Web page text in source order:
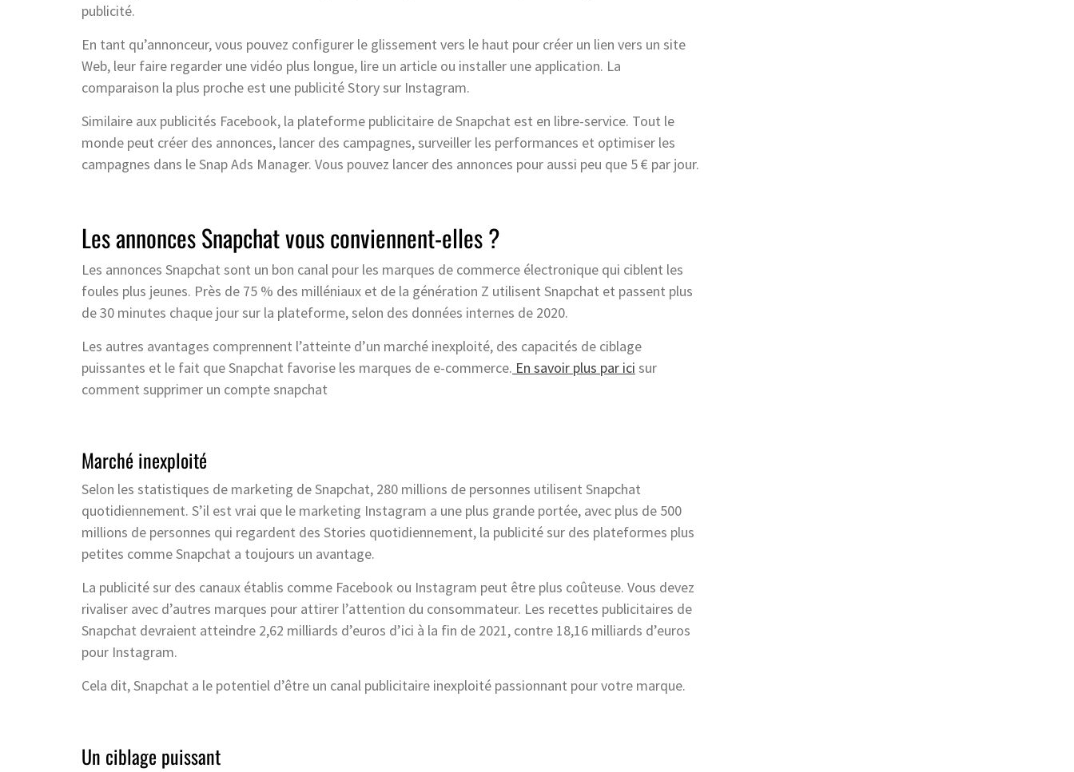
publicité.
En tant qu’annonceur, vous pouvez configurer le glissement vers le haut pour créer un lien vers un site
Web, leur faire regarder une vidéo plus longue, lire un article ou installer une application. La
comparaison la plus proche est une publicité Story sur Instagram.
Similaire aux publicités Facebook, la plateforme publicitaire de Snapchat est en libre-service. Tout le
monde peut créer des annonces, lancer des campagnes, surveiller les performances et optimiser les
campagnes dans le Snap Ads Manager. Vous pouvez lancer des annonces pour aussi peu que 5 € par jour.
Les annonces Snapchat vous conviennent-elles ?
Les annonces Snapchat sont un bon canal pour les marques de commerce électronique qui ciblent les
foules plus jeunes. Près de 75 % des milléniaux et de la génération Z utilisent Snapchat et passent plus
de 30 minutes chaque jour sur la plateforme, selon des données internes de 2020.
Les autres avantages comprennent l’atteinte d’un marché inexploité, des capacités de ciblage
puissantes et le fait que Snapchat favorise les marques de e-commerce. En savoir plus par ici sur
comment supprimer un compte snapchat
Marché inexploité
Selon les statistiques de marketing de Snapchat, 280 millions de personnes utilisent Snapchat
quotidiennement. S’il est vrai que le marketing Instagram a une plus grande portée, avec plus de 500
millions de personnes qui regardent des Stories quotidiennement, la publicité sur des plateformes plus
petites comme Snapchat a toujours un avantage.
La publicité sur des canaux établis comme Facebook ou Instagram peut être plus coûteuse. Vous devez
rivaliser avec d’autres marques pour attirer l’attention du consommateur. Les recettes publicitaires de
Snapchat devraient atteindre 2,62 milliards d’euros d’ici à la fin de 2021, contre 18,16 milliards d’euros
pour Instagram.
Cela dit, Snapchat a le potentiel d’être un canal publicitaire inexploité passionnant pour votre marque.
Un ciblage puissant